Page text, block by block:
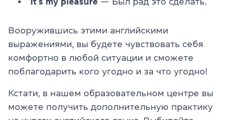
Вооружившись этими английскими
выражениями, вы будете чувствовать себя
комфортно в любой ситуации и сможете
поблагодарить кого угодно и за что угодно!
Кстати, в нашем образовательном центре вы
можете получить дополнительную практику